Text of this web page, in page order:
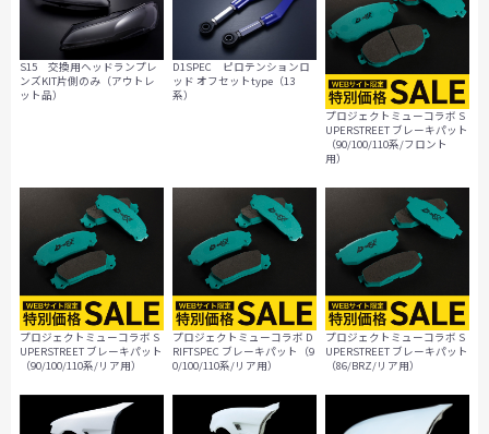
S15 交換用ヘッドランプレ
ンズKIT片側のみ（アウトレ
ット品）
D1SPEC ピロテンションロ
ッド オフセットtype（13
系）
プロジェクトミューコラボ S
UPERSTREET ブレーキパット
（90/100/110系/フロント
用）
プロジェクトミューコラボ S
UPERSTREET ブレーキパット
（90/100/110系/リア用）
プロジェクトミューコラボ D
RIFTSPEC ブレーキパット（9
0/100/110系/リア用）
プロジェクトミューコラボ S
UPERSTREET ブレーキパット
（86/BRZ/リア用）